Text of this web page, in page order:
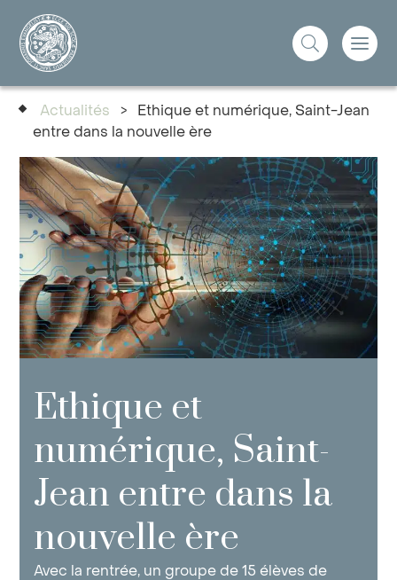
Actualités >
Ethique et numérique, Saint-Jean
entre dans la nouvelle ère
Ethique et
numérique, Saint-
Jean entre dans la
nouvelle ère
Avec la rentrée, un groupe de 15 élèves de